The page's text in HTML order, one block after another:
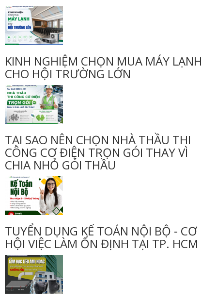
KINH NGHIỆM CHỌN MUA MÁY LẠNH
CHO HỘI TRƯỜNG LỚN
TẠI SAO NÊN CHỌN NHÀ THẦU THI
CÔNG CƠ ĐIỆN TRỌN GÓI THAY VÌ
CHIA NHỎ GÓI THẦU
TUYỂN DỤNG KẾ TOÁN NỘI BỘ - CƠ
HỘI VIỆC LÀM ỔN ĐỊNH TẠI TP. HCM